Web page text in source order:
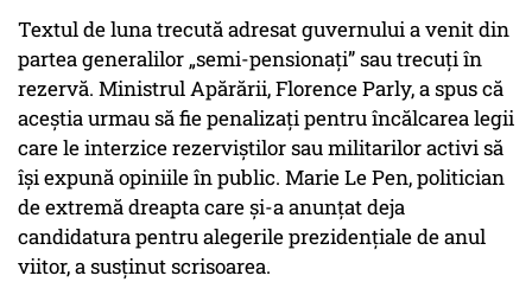
Textul de luna trecută adresat guvernului a venit din
partea generalilor „semi-pensionați” sau trecuți în
rezervă. Ministrul Apărării, Florence Parly, a spus că
aceștia urmau să fie penalizați pentru încălcarea legii
care le interzice rezerviștilor sau militarilor activi să
își expună opiniile în public. Marie Le Pen, politician
de extremă dreapta care și-a anunțat deja
candidatura pentru alegerile prezidențiale de anul
viitor, a susținut scrisoarea.